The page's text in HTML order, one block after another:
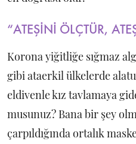
“ATEŞİNİ ÖLÇTÜR,
Korona yiğitliğe sığmaz
gibi ataerkil ülkelerde
eldivenle kız tavlamaya
musunuz? Bana bir şey
çarpıldığında ortalık